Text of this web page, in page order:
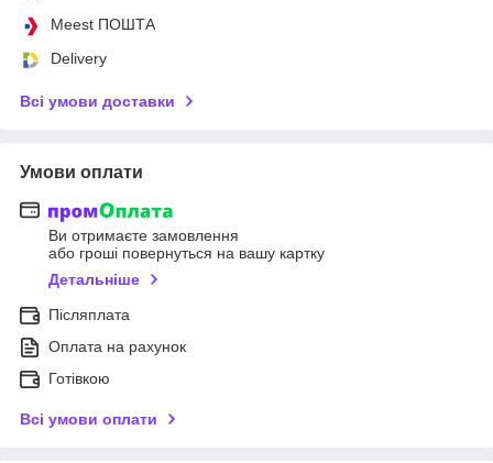
Meest ПОШТА
Delivery
Всі умови доставки
Умови оплати
Ви отримаєте замовлення
або гроші повернуться на вашу картку
Детальніше
Післяплата
Оплата на рахунок
Готівкою
Всі умови оплати